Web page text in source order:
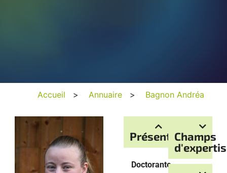
Accueil > Annuaire > Bagnon Andréa
Présentation
Doctorante
Champs